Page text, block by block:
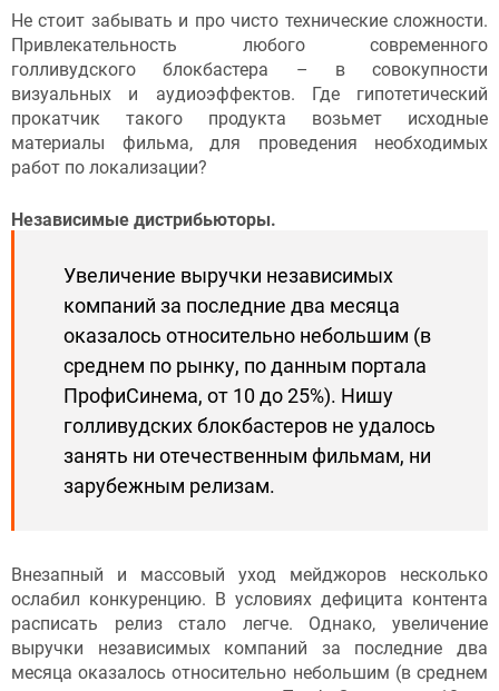
Не стоит забывать и про чисто технические сложности.
Привлекательность любого современного
голливудского блокбастера – в совокупности
визуальных и аудиоэффектов. Где гипотетический
прокатчик такого продукта возьмет исходные
материалы фильма, для проведения необходимых
работ по локализации?
Независимые дистрибьюторы.
Увеличение выручки независимых
компаний за последние два месяца
оказалось относительно небольшим (в
среднем по рынку, по данным портала
ПрофиСинема, от 10 до 25%). Нишу
голливудских блокбастеров не удалось
занять ни отечественным фильмам, ни
зарубежным релизам.
Внезапный и массовый уход мейджоров несколько
ослабил конкуренцию. В условиях дефицита контента
расписать релиз стало легче. Однако, увеличение
выручки независимых компаний за последние два
месяца оказалось относительно небольшим (в среднем